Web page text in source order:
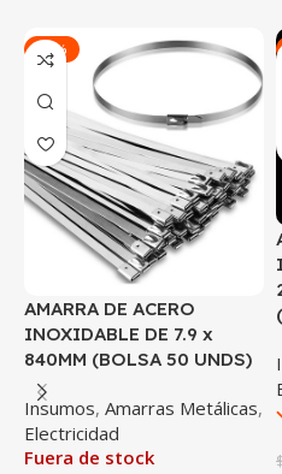
-26%
AMARRA DE ACERO
INOXIDABLE DE 7.9 x
840MM (BOLSA 50 UNDS)
Insumos, Amarras Metálicas,
Electricidad
Fuera de stock